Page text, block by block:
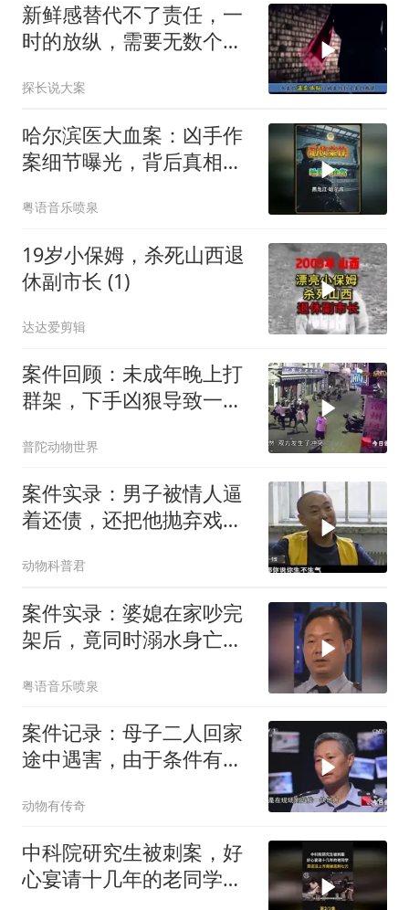
新鲜感替代不了责任，一
时的放纵，需要无数个日
探长说大案
哈尔滨医大血案：凶手作
案细节曝光，背后真相令
粤语音乐喷泉
19岁小保姆，杀死山西退
休副市长 (1)
达达爱剪辑
案件回顾：未成年晚上打
群架，下手凶狠导致一人
普陀动物世界
案件实录：男子被情人逼
着还债，还把他抛弃戏
动物科普君
案件实录：婆媳在家吵完
架后，竟同时溺水身亡，
粤语音乐喷泉
案件记录：母子二人回家
途中遇害，由于条件有
动物有传奇
中科院研究生被刺案，好
心宴请十几年的老同学竟